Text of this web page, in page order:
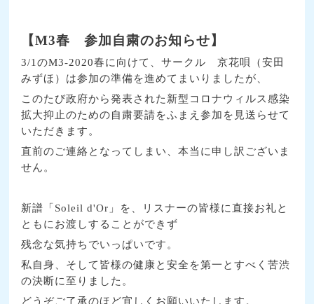
【M3春 参加自粛のお知らせ】
3/1のM3-2020春に向けて、サークル 京花唄（安田
みずほ）は参加の準備を進めてまいりましたが、
このたび政府から発表された新型コロナウィルス感染
拡大抑止のための自粛要請をふまえ参加を見送らせて
いただきます。
直前のご連絡となってしまい、本当に申し訳ございま
せん。
新譜「 Soleil d'Or 」を、リスナーの皆様に直接お礼と
ともにお渡しすることができず
残念な気持ちでいっぱいです。
私自身、そして皆様の健康と安全を第一とすべく苦渋
の決断に至りました。
どうぞご了承のほど宜しくお願いいたします。